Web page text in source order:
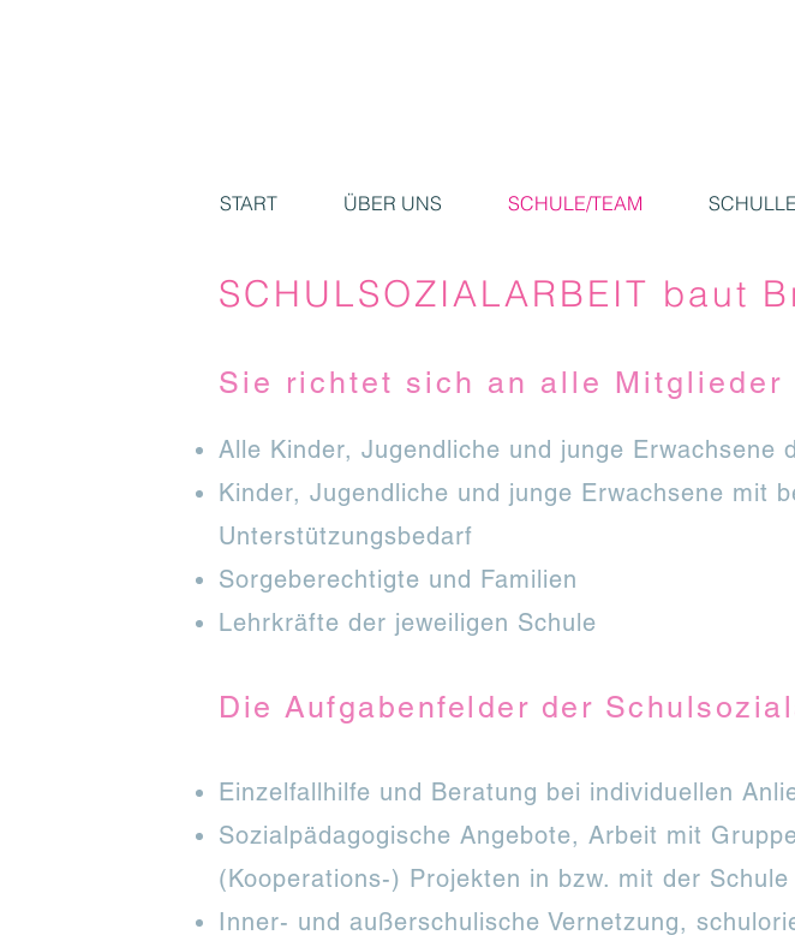
START ÜBER UNS SCHULE/TEAM
SCHULSOZIALARBEIT baut
Sie richtet sich an alle Mitglieder
Alle Kinder, Jugendliche und junge Erwachsene
Kinder, Jugendliche und junge Erwachsene mit
Unterstützungsbedarf
Sorgeberechtigte und Familien
Lehrkräfte der jeweiligen Schule
Die Aufgabenfelder der
Einzelfallhilfe und Beratung bei individuellen
Sozialpädagogische Angebote, Arbeit mit
(Kooperations-) Projekten in bzw. mit der Schule
Inner- und außerschulische Vernetzung,